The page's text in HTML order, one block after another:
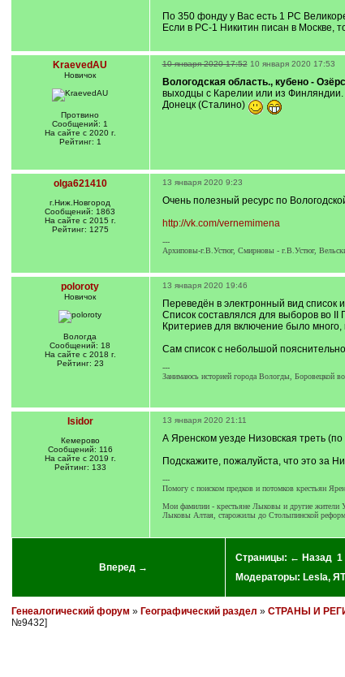
По 350 фонду у Вас есть 1 РС
Если в РС-1 Никитин писан в Москве,
KraevedAU
Новичок
Протвино
Сообщений: 1
На сайте с 2020 г.
Рейтинг: 1
10 января 2020 17:52 10 января 2020 17:53
Вологодская область., кубено -
выходцы с Карелии или из Финляндии.
Донецк (Сталино)
olga621410
г.Ниж.Новгород
Сообщений: 1863
На сайте с 2015 г.
Рейтинг: 1275
13 января 2020 9:23
Очень полезный ресурс по
http://vk.com/vernemimena
---
Архиповы-г.В.Устюг, Смирновы - г.В.Устюг,
poloroty
Новичок
Вологда
Сообщений: 18
На сайте с 2018 г.
Рейтинг: 23
13 января 2020 19:46
Переведён в электронный вид список
Список составлялся для выборов во II
Критериев для включение было
Сам список с небольшой
---
Занимаюсь историей города Вологды, Боровецкой
Isidor
Кемерово
Сообщений: 116
На сайте с 2019 г.
Рейтинг: 133
13 января 2020 21:11
А Яренском уезде Низовская треть
Подскажите, пожалуйста, что это за
---
Помогу с поиском предков и потомков крестьян
Мои фамилии - крестьяне Лыковы и другие жители
Лыковы Алтая, старожилы до Столыпинской
Вперед →
Страницы: ← Назад 1
Модераторы: Lesla,
Генеалогический форум » Географический раздел » СТРАНЫ И
№9432]